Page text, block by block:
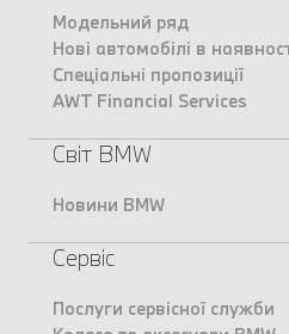
Модельний ряд
Нові автомобілі в
Спеціальні пропозиції
AWT Financial Services
Світ BMW
Новини BMW
Сервіс
Послуги сервісної служби